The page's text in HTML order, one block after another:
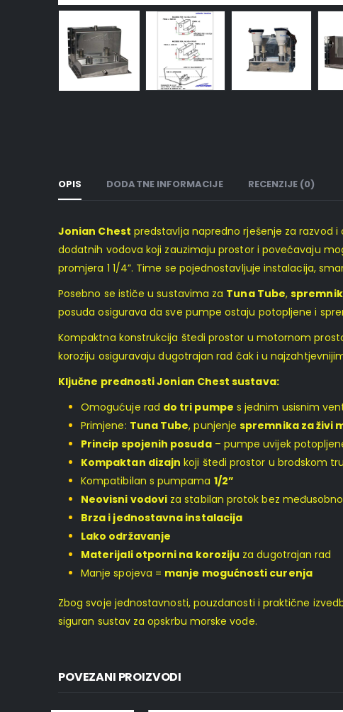
OPIS DODATNE INFORMACIJE RECENZIJE (0)
Jonian Chest predstavlja napredno rješenje za razvod
dodatnih vodova koji zauzimaju prostor i povećavaju
promjera 1 1/4”. Time se pojednostavljuje instalacija,
Posebno se ističe u sustavima za Tuna Tube,
posuda osigurava da sve pumpe ostaju potopljene i
Kompaktna konstrukcija štedi prostor u motornom
koroziju osiguravaju dugotrajan rad čak i u
Ključne prednosti Jonian Chest sustava:
Omogućuje rad do tri pumpe s jednim usisnim
Primjene: Tuna Tube, punjenjespremnika za živi
Princip spojenih posuda– pumpe uvijek
Kompaktan dizajn koji štedi prostor u brodskom
Kompatibilan s pumpama 1/2”
Neovisni vodovi za stabilan protok bez
Brza i jednostavna instalacija
Lako održavanje
Materijali otporni na koroziju za dugotrajan rad
Manje spojeva = manje mogućnosti curenja
Zbog svoje jednostavnosti, pouzdanosti i praktične
siguran sustav za opskrbu morske vode.
POVEZANI PROIZVODI